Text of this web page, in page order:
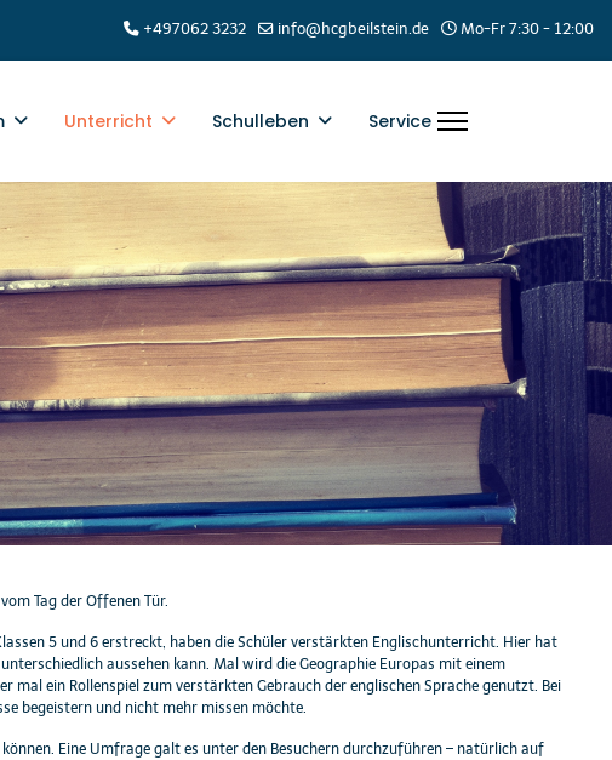
+497062 3232 info@hcgbeilstein.de Mo-Fr 7:30 - 12:00
Unterricht Schulleben Service
Tag der Offenen Tür.
5 und 6 erstreckt, haben die Schüler verstärkten Englischunterricht. Hier hat
aussehen kann. Mal wird die Geographie Europas mit einem
ein Rollenspiel zum verstärkten Gebrauch der englischen Sprache genutzt. Bei
begeistern und nicht mehr missen möchte.
Eine Umfrage galt es unter den Besuchern durchzuführen – natürlich auf